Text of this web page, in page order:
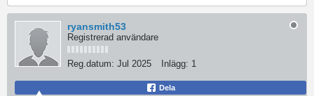
ryansmith53
Registrerad användare
Reg.datum: Jul 2025 Inlägg: 1
Dela